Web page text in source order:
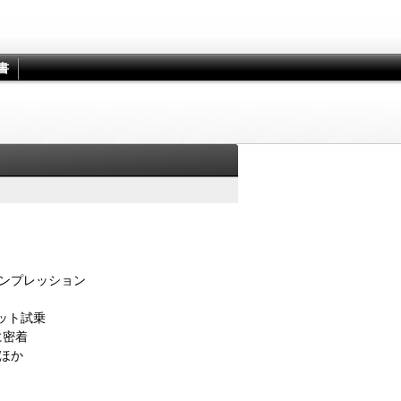
プレッション
ト試乗
密着
か